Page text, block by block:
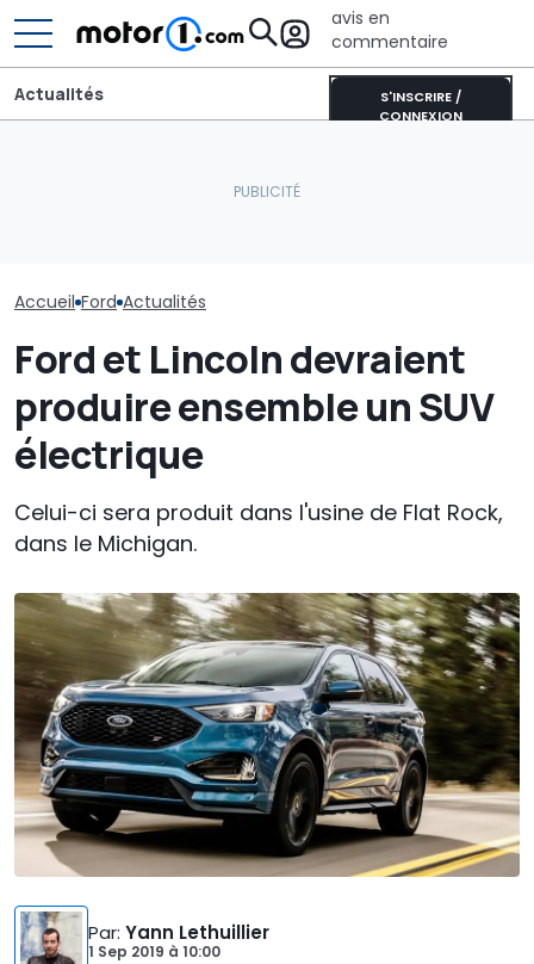
avis en
commentaire
S'INSCRIRE /
CONNEXION
Actualités
Accueil Ford Actualités
Ford et Lincoln devraient
produire ensemble un SUV
électrique
Celui-ci sera produit dans l'usine de Flat Rock,
dans le Michigan.
Par: Yann Lethuillier
1 Sep 2019 à 10:00